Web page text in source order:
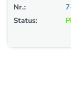
Nr.:
Status: